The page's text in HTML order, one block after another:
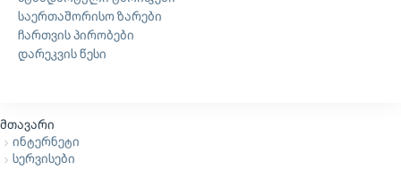
საერთაშორისო ზარები
ჩართვის პირობები
დარეკვის წესი
მთავარი
ინტერნეტი
სერვისები